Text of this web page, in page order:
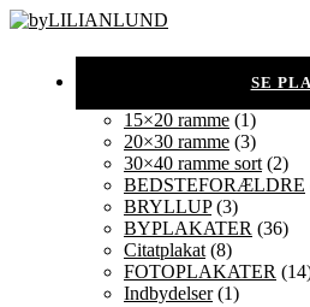
15×20 ramme (1)
20×30 ramme (3)
30×40 ramme sort (2)
BEDSTEFORÆLDRE
BRYLLUP(3)
BYPLAKATER (36)
Citatplakat (8)
FOTOPLAKATER
Indbydelser(1)